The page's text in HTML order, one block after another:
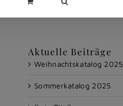
Aktuelle Beiträge
Weihnachtskatalog 2025
Sommerkatalog 2025